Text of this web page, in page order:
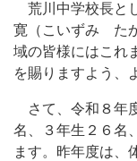
荒川中学校長と
寛（こいずみ た
域の皆様にはこれ
を賜りますよう、
さて、令和８年
名、３年生２６名
ます。昨年度は、